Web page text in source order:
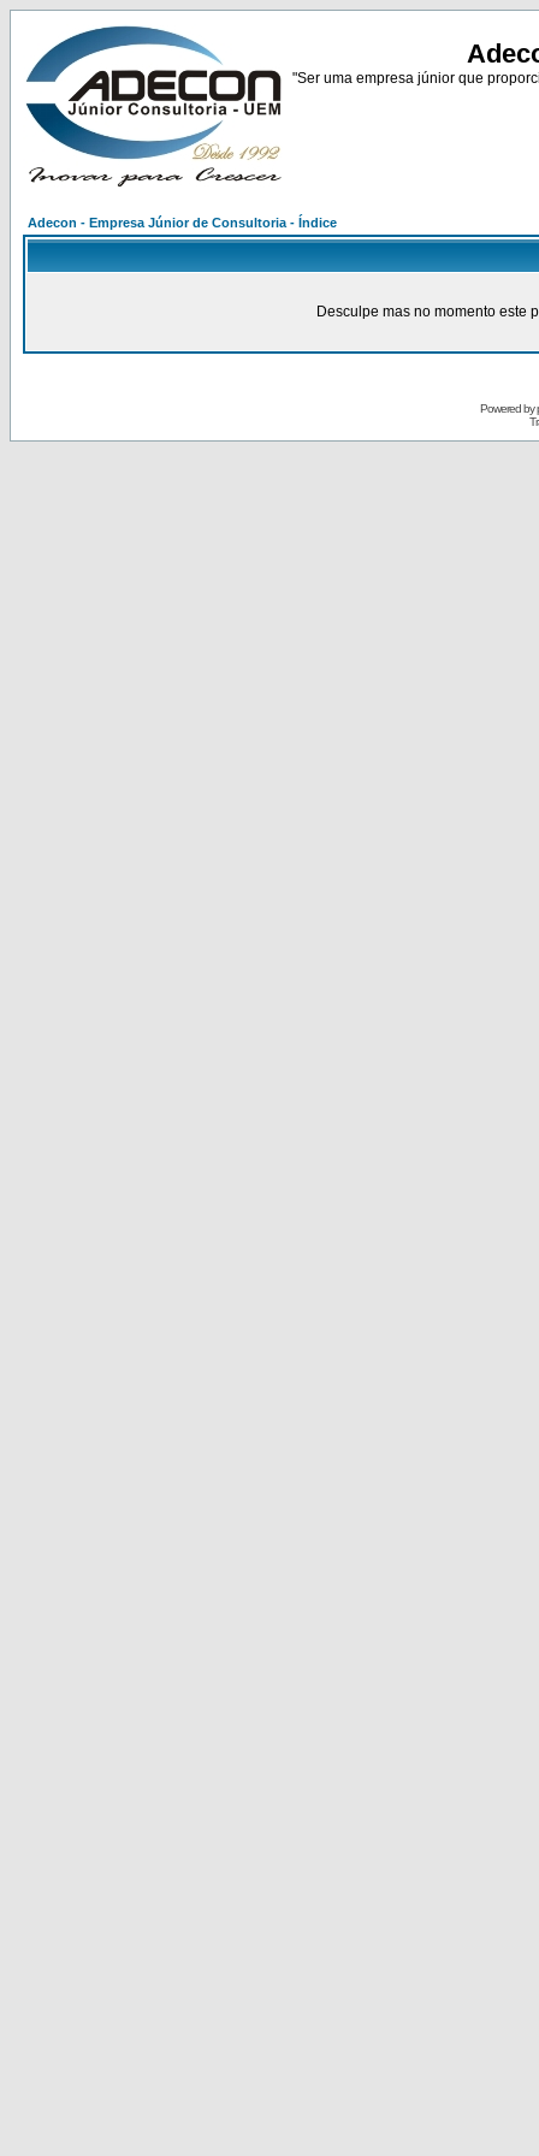
"Ser uma empresa júnior que
Adecon - Empresa Júnior de Consultoria - Índice
Desculpe mas no momento este
Powered by